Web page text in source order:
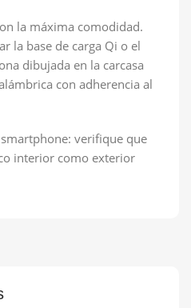
la máxima comodidad.
la base de carga Qi o el
dibujada en la carcasa
con adherencia al
verifique que
interior como exterior